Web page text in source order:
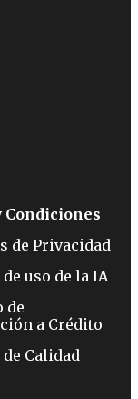
Condiciones
de Privacidad
uso de la IA
de
a Crédito
Calidad